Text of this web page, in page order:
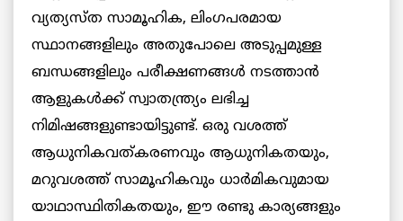
വ്യത്യസ്ത സാമൂഹിക, ലിംഗപരമായ
സ്ഥാനങ്ങളിലും അതുപോലെ അടുപ്പമുള്ള
ബന്ധങ്ങളിലും പരീക്ഷണങ്ങൾ നടത്താൻ
ആളുകൾക്ക് സ്വാതന്ത്ര്യം ലഭിച്ച
നിമിഷങ്ങളുണ്ടായിട്ടുണ്ട്. ഒരു വശത്ത്
ആധുനികവത്കരണവും ആധുനികതയും,
മറുവശത്ത് സാമൂഹികവും ധാർമികവുമായ
യാഥാസ്ഥിതികതയും, ഈ രണ്ടു കാര്യങ്ങളും